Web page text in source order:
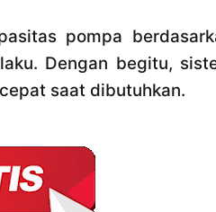
pompa
Dengan begitu,
saat dibutuhkan.